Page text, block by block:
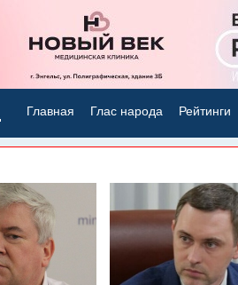
Главная Глас народа Рейтинги